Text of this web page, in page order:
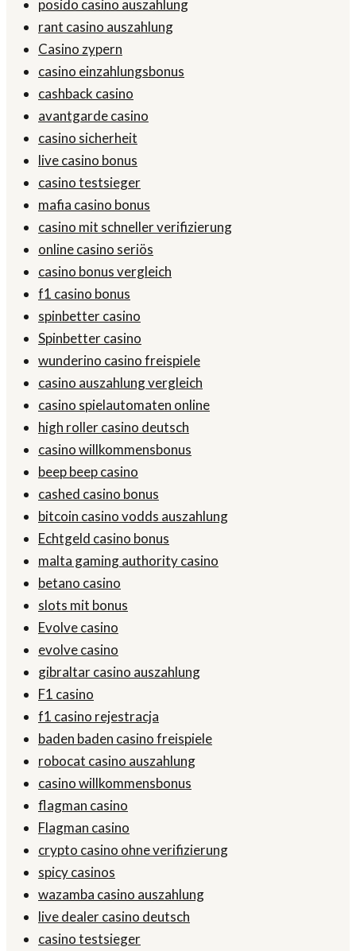
posido casino auszahlung
rant casino auszahlung
Casino zypern
casino einzahlungsbonus
cashback casino
avantgarde casino
casino sicherheit
live casino bonus
casino testsieger
mafia casino bonus
casino mit schneller verifizierung
online casino seriös
casino bonus vergleich
f1 casino bonus
spinbetter casino
Spinbetter casino
wunderino casino freispiele
casino auszahlung vergleich
casino spielautomaten online
high roller casino deutsch
casino willkommensbonus
beep beep casino
cashed casino bonus
bitcoin casino vodds auszahlung
Echtgeld casino bonus
malta gaming authority casino
betano casino
slots mit bonus
Evolve casino
evolve casino
gibraltar casino auszahlung
F1 casino
f1 casino rejestracja
baden baden casino freispiele
robocat casino auszahlung
casino willkommensbonus
flagman casino
Flagman casino
crypto casino ohne verifizierung
spicy casinos
wazamba casino auszahlung
live dealer casino deutsch
casino testsieger